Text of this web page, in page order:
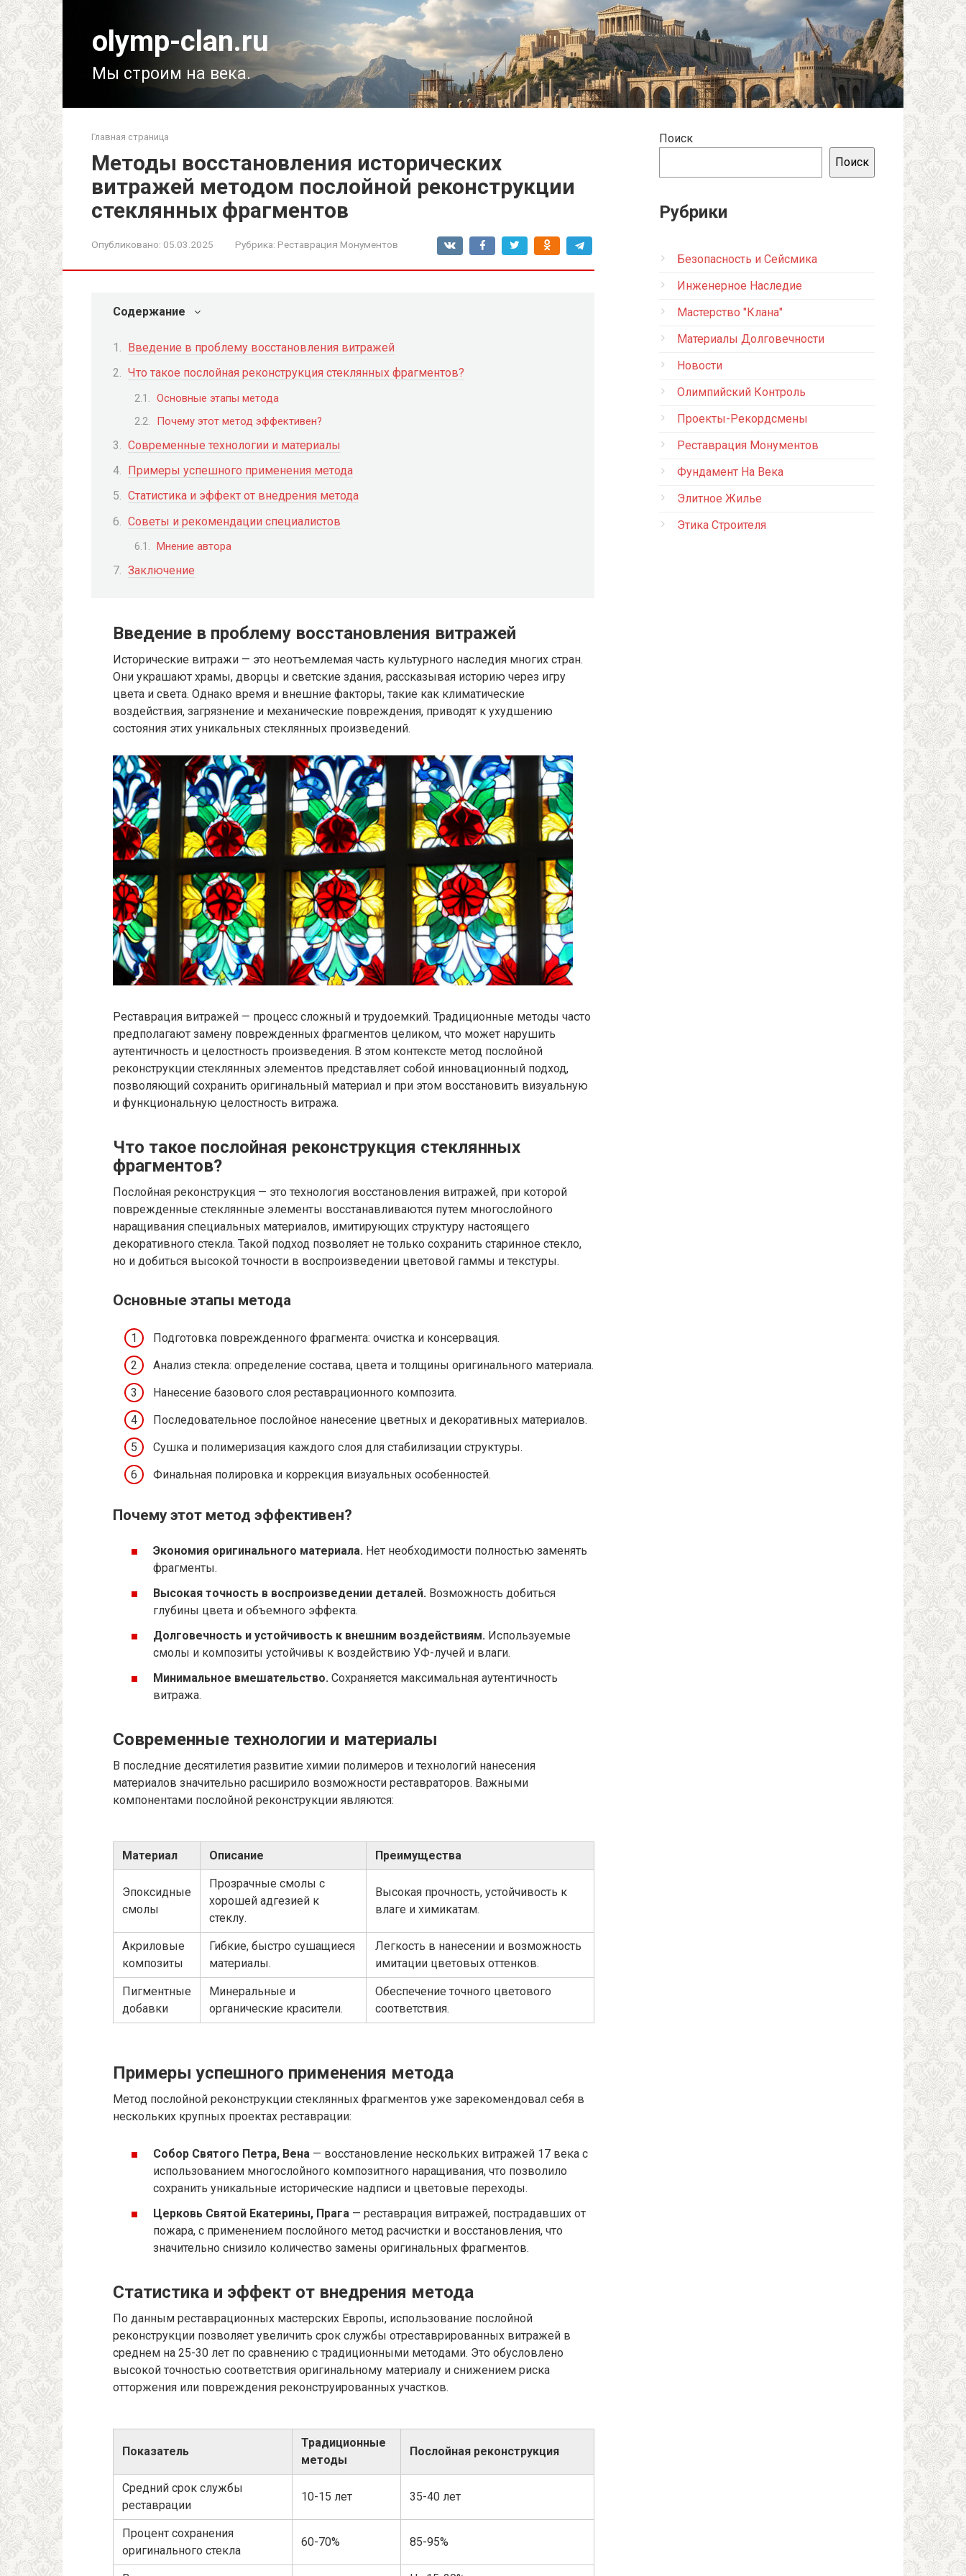
olymp-clan.ru
Мы строим на века.
Главная страница
Методы восстановления исторических
витражей методом послойной реконструкции
стеклянных фрагментов
Опубликовано: 05.03.2025 Рубрика: Реставрация Монументов
Содержание
Введение в проблему восстановления витражей
Что такое послойная реконструкция стеклянных фрагментов?
Основные этапы метода
Почему этот метод эффективен?
Современные технологии и материалы
Примеры успешного применения метода
Статистика и эффект от внедрения метода
Советы и рекомендации специалистов
Мнение автора
Заключение
Введение в проблему восстановления витражей
Исторические витражи — это неотъемлемая часть культурного наследия многих стран.
Они украшают храмы, дворцы и светские здания, рассказывая историю через игру
цвета и света. Однако время и внешние факторы, такие как климатические
воздействия, загрязнение и механические повреждения, приводят к ухудшению
состояния этих уникальных стеклянных произведений.
Реставрация витражей — процесс сложный и трудоемкий. Традиционные методы часто
предполагают замену поврежденных фрагментов целиком, что может нарушить
аутентичность и целостность произведения. В этом контексте метод послойной
реконструкции стеклянных элементов представляет собой инновационный подход,
позволяющий сохранить оригинальный материал и при этом восстановить визуальную
и функциональную целостность витража.
Что такое послойная реконструкция стеклянных
фрагментов?
Послойная реконструкция — это технология восстановления витражей, при которой
поврежденные стеклянные элементы восстанавливаются путем многослойного
наращивания специальных материалов, имитирующих структуру настоящего
декоративного стекла. Такой подход позволяет не только сохранить старинное стекло,
но и добиться высокой точности в воспроизведении цветовой гаммы и текстуры.
Основные этапы метода
Подготовка поврежденного фрагмента: очистка и консервация.
Анализ стекла: определение состава, цвета и толщины оригинального материала.
Нанесение базового слоя реставрационного композита.
Последовательное послойное нанесение цветных и декоративных материалов.
Сушка и полимеризация каждого слоя для стабилизации структуры.
Финальная полировка и коррекция визуальных особенностей.
Почему этот метод эффективен?
Экономия оригинального материала. Нет необходимости полностью заменять
фрагменты.
Высокая точность в воспроизведении деталей. Возможность добиться
глубины цвета и объемного эффекта.
Долговечность и устойчивость к внешним воздействиям. Используемые
смолы и композиты устойчивы к воздействию УФ-лучей и влаги.
Минимальное вмешательство. Сохраняется максимальная аутентичность
витража.
Современные технологии и материалы
В последние десятилетия развитие химии полимеров и технологий нанесения
материалов значительно расширило возможности реставраторов. Важными
компонентами послойной реконструкции являются:
Материал Описание Преимущества
Эпоксидные
смолы
Прозрачные смолы с
хорошей адгезией к
стеклу.
Высокая прочность, устойчивость к
влаге и химикатам.
Акриловые
композиты
Гибкие, быстро сушащиеся
материалы.
Легкость в нанесении и возможность
имитации цветовых оттенков.
Пигментные
добавки
Минеральные и
органические красители.
Обеспечение точного цветового
соответствия.
Примеры успешного применения метода
Метод послойной реконструкции стеклянных фрагментов уже зарекомендовал себя в
нескольких крупных проектах реставрации:
Собор Святого Петра, Вена — восстановление нескольких витражей 17 века с
использованием многослойного композитного наращивания, что позволило
сохранить уникальные исторические надписи и цветовые переходы.
Церковь Святой Екатерины, Прага — реставрация витражей, пострадавших от
пожара, с применением послойного метод расчистки и восстановления, что
значительно снизило количество замены оригинальных фрагментов.
Статистика и эффект от внедрения метода
По данным реставрационных мастерских Европы, использование послойной
реконструкции позволяет увеличить срок службы отреставрированных витражей в
среднем на 25-30 лет по сравнению с традиционными методами. Это обусловлено
высокой точностью соответствия оригинальному материалу и снижением риска
отторжения или повреждения реконструированных участков.
Показатель
Традиционные
методы
Послойная реконструкция
Средний срок службы
реставрации
10-15 лет 35-40 лет
Процент сохранения
оригинального стекла
60-70% 85-95%
Поиск
Поиск
Рубрики
Безопасность и Сейсмика
Инженерное Наследие
Мастерство "Клана"
Материалы Долговечности
Новости
Олимпийский Контроль
Проекты-Рекордсмены
Реставрация Монументов
Фундамент На Века
Элитное Жилье
Этика Строителя